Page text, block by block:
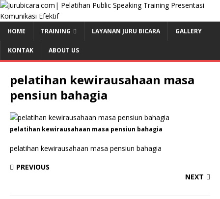
HOME TRAINING LAYANAN JURU BICARA GALLERY
KONTAK ABOUT US
pelatihan kewirausahaan masa
pensiun bahagia
pelatihan kewirausahaan masa pensiun bahagia
pelatihan kewirausahaan masa pensiun bahagia
PREVIOUS
NEXT